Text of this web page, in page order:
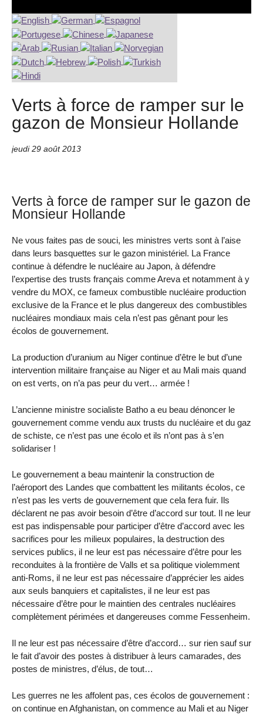
Verts à force de ramper sur le
gazon de Monsieur Hollande
jeudi 29 août 2013
Verts à force de ramper sur le gazon de
Monsieur Hollande
Ne vous faites pas de souci, les ministres verts sont à l’aise
dans leurs basquettes sur le gazon ministériel. La France
continue à défendre le nucléaire au Japon, à défendre
l’expertise des trusts français comme Areva et notamment à y
vendre du MOX, ce fameux combustible nucléaire production
exclusive de la France et le plus dangereux des combustibles
nucléaires mondiaux mais cela n’est pas gênant pour les
écolos de gouvernement.
La production d’uranium au Niger continue d’être le but d’une
intervention militaire française au Niger et au Mali mais quand
on est verts, on n’a pas peur du vert… armée !
L’ancienne ministre socialiste Batho a eu beau dénoncer le
gouvernement comme vendu aux trusts du nucléaire et du gaz
de schiste, ce n’est pas une écolo et ils n’ont pas à s’en
solidariser !
Le gouvernement a beau maintenir la construction de
l’aéroport des Landes que combattent les militants écolos, ce
n’est pas les verts de gouvernement que cela fera fuir. Ils
déclarent ne pas avoir besoin d’être d’accord sur tout. Il ne leur
est pas indispensable pour participer d’être d’accord avec les
sacrifices pour les milieux populaires, la destruction des
services publics, il ne leur est pas nécessaire d’être pour les
reconduites à la frontière de Valls et sa politique violemment
anti-Roms, il ne leur est pas nécessaire d’apprécier les aides
aux seuls banquiers et capitalistes, il ne leur est pas
nécessaire d’être pour le maintien des centrales nucléaires
complètement périmées et dangereuses comme Fessenheim.
Il ne leur est pas nécessaire d’être d’accord… sur rien sauf sur
le fait d’avoir des postes à distribuer à leurs camarades, des
postes de ministres, d’élus, de tout…
Les guerres ne les affolent pas, ces écolos de gouvernement :
on continue en Afghanistan, on commence au Mali et au Niger